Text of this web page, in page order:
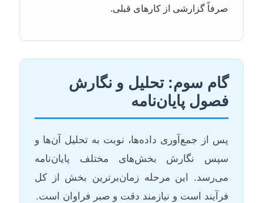
صرفاً گزارشی از کارهای قبلی.
گام سوم: تحلیل و نگارش
فصول پایان‌نامه
پس از جمع‌آوری داده‌ها، نوبت به تحلیل آن‌ها و
سپس نگارش بخش‌های مختلف پایان‌نامه
می‌رسد. این مرحله زمان‌برترین بخش از کل
فرآیند است و نیازمند دقت و صبر فراوان است.